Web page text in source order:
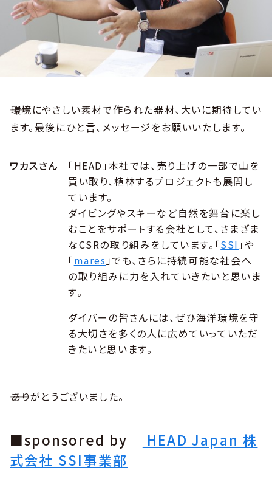
――環境にやさしい素材で作られた器材、大いに期待してい
ます。最後にひと言、メッセージをお願いいたします。
ワカスさん
「HEAD」本社では、売り上げの一部で山を
買い取り、植林するプロジェクトも展開し
ています。
ダイビングやスキーなど自然を舞台に楽し
むことをサポートする会社として、さまざま
なCSRの取り組みをしています。「SSI」や
「mares」でも、さらに持続可能な社会へ
の取り組みに力を入れていきたいと思いま
す。
ダイバーの皆さんには、ぜひ海洋環境を守
る大切さを多くの人に広めていっていただ
きたいと思います。
――ありがとうございました。
■sponsored by
HEAD Japan 株
式会社 SSI事業部